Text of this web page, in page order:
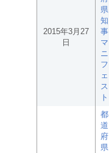
2015年3月27
日
県
知
事
マ
ニ
フ
ェ
ス
ト
都
道
府
県